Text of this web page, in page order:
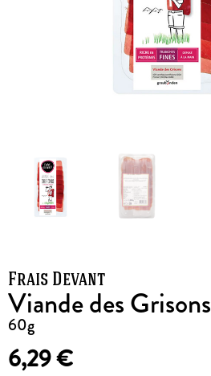
Frais Devant
Viande des Grisons
60g
6,29€